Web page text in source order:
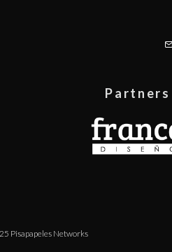
Partners
Pisapapeles Networks